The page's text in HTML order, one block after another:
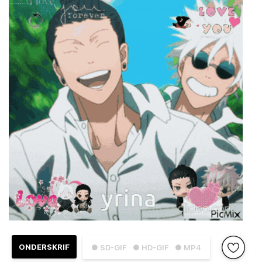
● SD-GIF ● HD-GIF ● MP4
ONDERSKRIF